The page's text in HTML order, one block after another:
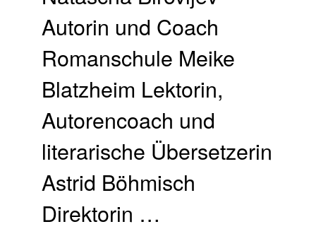
Autorin und Coach
Romanschule Meike
Blatzheim Lektorin,
Autorencoach und
literarische Übersetzerin
Astrid Böhmisch
Direktorin …